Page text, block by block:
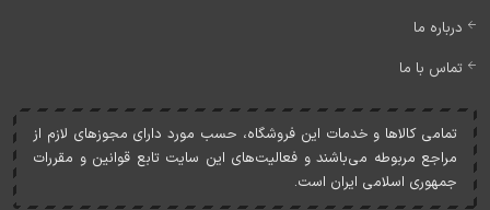
درباره ما
تماس با ما
تمامی کالاها و خدمات اين فروشگاه، حسب مورد دارای مجوزهای لازم از
مراجع مربوطه می‌باشند و فعاليت‌های اين سايت تابع قوانين و مقررات
جمهوری اسلامی ايران است.